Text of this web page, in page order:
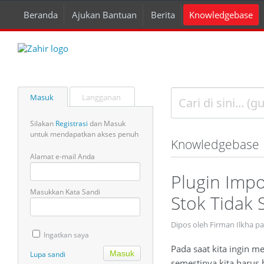
Beranda Ajukan Bantuan Berita Knowledgebase
Masuk Langganan
Silakan Registrasi dan Masuk
untuk mendapatkan akses penuh
Alamat e-mail Anda
Masukkan Kata Sandi
Ingatkan saya
Lupa sandi
Knowledgebase
Plugin
Stok Tidak
Dipos oleh Firman Ilkha
Pada saat kita ingin